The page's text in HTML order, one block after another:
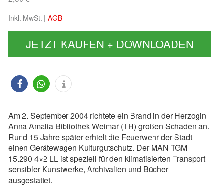
Inkl. MwSt. | AGB
JETZT KAUFEN + DOWNLOADEN
Am 2. September 2004 richtete ein Brand in der Herzogin
Anna Amalia Bibliothek Weimar (TH) großen Schaden an.
Rund 15 Jahre später erhielt die Feuerwehr der Stadt
einen Gerätewagen Kulturgutschutz. Der MAN TGM
15.290 4×2 LL ist speziell für den klimatisierten Transport
sensibler Kunstwerke, Archivalien und Bücher
ausgestattet.